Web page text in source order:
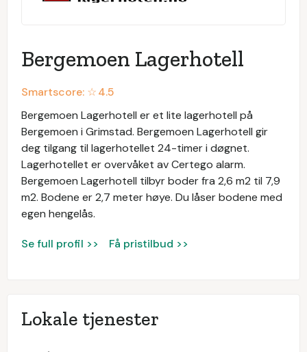
Bergemoen Lagerhotell
Smartscore: ☆4.5
Bergemoen Lagerhotell er et lite lagerhotell på
Bergemoen i Grimstad. Bergemoen Lagerhotell gir
deg tilgang til lagerhotellet 24-timer i døgnet.
Lagerhotellet er overvåket av Certego alarm.
Bergemoen Lagerhotell tilbyr boder fra 2,6 m2 til 7,9
m2. Bodene er 2,7 meter høye. Du låser bodene med
egen hengelås.
Se full profil >> Få pristilbud >>
Lokale tjenester